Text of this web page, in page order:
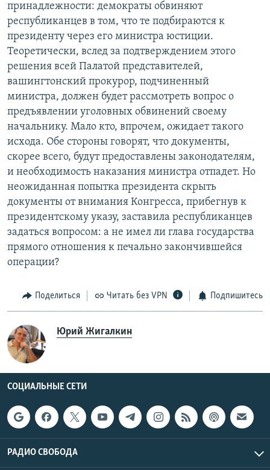
принадлежности: демократы обвиняют
республиканцев в том, что те подбираются к
президенту через его министра юстиции.
Теоретически, вслед за подтверждением этого
решения всей Палатой представителей,
вашингтонский прокурор, подчиненный
министра, должен будет рассмотреть вопрос о
предъявлении уголовных обвинений своему
начальнику. Мало кто, впрочем, ожидает такого
исхода. Обе стороны говорят, что документы,
скорее всего, будут предоставлены законодателям,
и необходимость наказания министра отпадет. Но
неожиданная попытка президента скрыть
документы от внимания Конгресса, прибегнув к
президентскому указу, заставила республиканцев
задаться вопросом: а не имел ли глава государства
прямого отношения к печально закончившейся
операции?
Поделиться Читать без VPN Подпишитесь
Юрий Жигалкин
СОЦИАЛЬНЫЕ СЕТИ
РАДИО СВОБОДА